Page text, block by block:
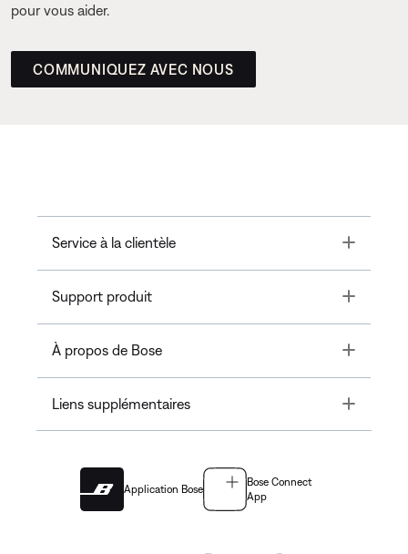
pour vous aider.
COMMUNIQUEZ AVEC NOUS
Service à la clientèle Toggle
Support produit Toggle
À propos de Bose Toggle
Liens supplémentaires Toggle
Application Bose
Bose Connect
App